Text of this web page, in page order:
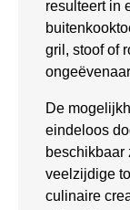
resulteert in
gril, stoof of
De
eindeloos
beschikbaar
veelzijdige
culinaire